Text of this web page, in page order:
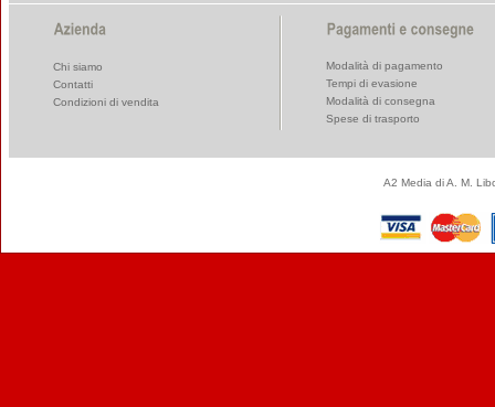
Chi siamo
Contatti
Condizioni di vendita
Modalità di pagamento
Tempi di evasione
Modalità di consegna
Spese di trasporto
A2 Media di A. M.